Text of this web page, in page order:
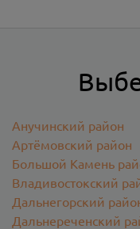
Анучинский район
Артёмовский район
Большой Камень
Владивостокский
Дальнегорский
Дальнереченский